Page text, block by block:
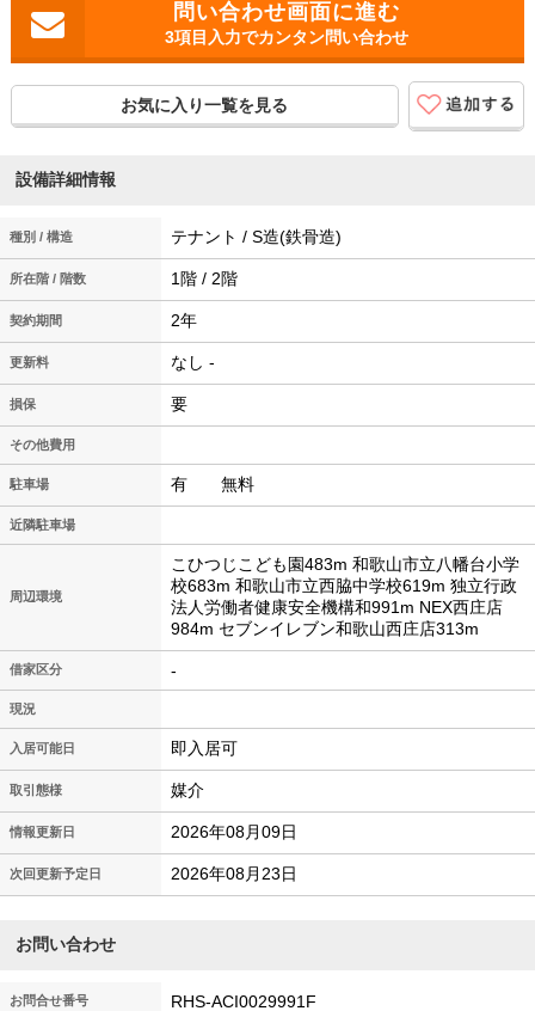
3項目入力でカンタン問い合わせ
お気に入り一覧を見る
設備詳細情報
種別 / 構造 テナント / S造(鉄骨造)
所在階 / 階数 1階 / 2階
契約期間 2年
更新料 なし -
損保 要
その他費用
駐車場 有 無料
近隣駐車場
周辺環境
こひつじこども園483m 和歌山市立八幡台小学
校683m 和歌山市立西脇中学校619m 独立行政
法人労働者健康安全機構和991m NEX西庄店
984m セブンイレブン和歌山西庄店313m
借家区分 -
現況
入居可能日 即入居可
取引態様 媒介
情報更新日 2026年08月09日
次回更新予定日 2026年08月23日
お問い合わせ
お問合せ番号 RHS-ACI0029991F